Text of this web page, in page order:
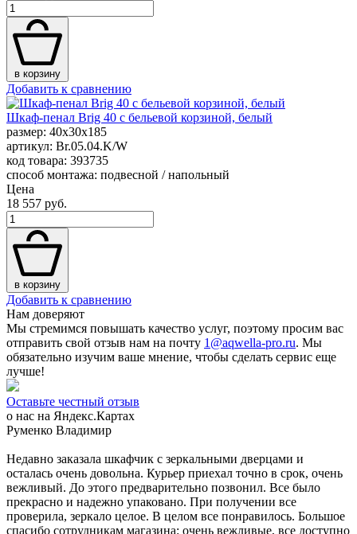
в корзину
Добавить к сравнению
Шкаф-пенал Brig 40 с бельевой корзиной, белый
размер: 40x30x185
артикул: Br.05.04.K/W
код товара: 393735
способ монтажа: подвесной / напольный
Цена
18 557 руб.
в корзину
Добавить к сравнению
Нам доверяют
Мы стремимся повышать качество услуг, поэтому просим вас
отправить свой отзыв нам на почту 1@aqwella-pro.ru. Мы
обязательно изучим ваше мнение, чтобы сделать сервис еще
лучше!
Оставьте честный отзыв
о нас на Яндекс.Картах
Руменко Владимир
Недавно заказала шкафчик с зеркальными дверцами и
осталась очень довольна. Курьер приехал точно в срок, очень
вежливый. До этого предварительно позвонил. Все было
прекрасно и надежно упаковано. При получении все
проверила, зеркало целое. В целом все понравилось. Большое
спасибо сотрудникам магазина: очень вежливые, все доступно